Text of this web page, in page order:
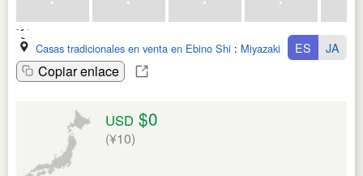
Casas tradicionales en venta en Ebino Shi : Miyazaki Ken
Copiar enlace
ES JA
USD $0
(¥10)